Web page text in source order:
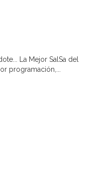
La Mejor SalSa del
programación,...